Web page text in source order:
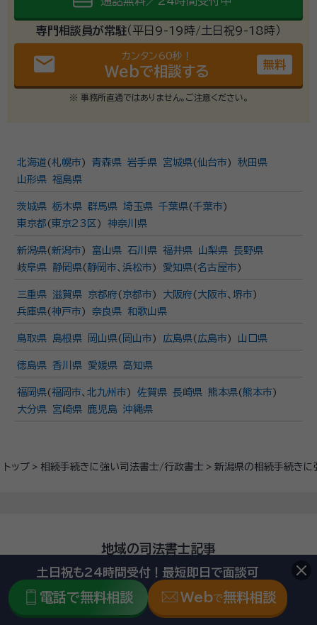
トップ 相続手続きに強い司法書士/行政書士 新潟県の相続手続き
専門相談員が常駐（平日9-19時/土日祝9-18時）
email カンタン60秒！
Webで相談する 無料
※ 事務所直通ではありません。ご注意ください。
北海道 (札幌市) 青森県 岩手県 宮城県(仙台市)
秋田県
山形県 福島県
茨城県 栃木県 群馬県 埼玉県 千葉県(千葉市)
東京都 ( 東京23区 ) 神奈川県
新潟県(新潟市) 富山県 石川県 福井県 山梨県 長野県
岐阜県
静岡県( 静岡市、 浜松市) 愛知県( 名古屋市)
三重県 滋賀県 京都府( 京都市) 大阪府( 大阪市、 堺市)
兵庫県(神戸市) 奈良県 和歌山県
鳥取県 島根県 岡山県( 岡山市) 広島県( 広島市) 山口県
徳島県 香川県 愛媛県 高知県
福岡県(福岡市、 北九州市) 佐賀県 長崎県 熊本県(熊本市)
大分県
宮崎県 鹿児島 沖縄県
地域の司法書士記事
土日祝も24時間受付！最短即日で面談可
電話で無料相談 Webで無料相談